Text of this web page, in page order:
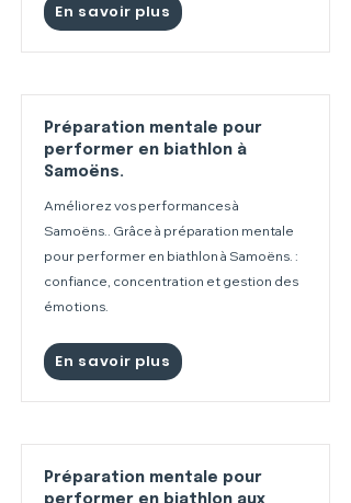
En savoir plus
Préparation mentale pour
performer en biathlon à
Samoëns.
Améliorez vos performances à
Samoëns.. Grâce à préparation mentale
pour performer en biathlon à Samoëns. :
confiance, concentration et gestion des
émotions.
En savoir plus
Préparation mentale pour
performer en biathlon aux